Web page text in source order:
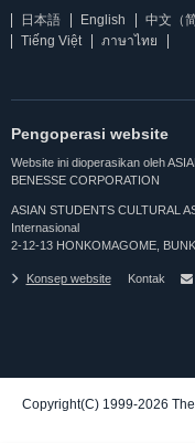
日本語 English 中文（
Tiếng Việt
ภาษาไทย
Pengoperasi website
Website ini dioperasikan oleh
BENESSE CORPORATION
ASIAN STUDENTS CULTURAL
Internasional
2-12-13 HONKOMAGOME,
Konsep website Kontak
Copyright(C) 1999-2026